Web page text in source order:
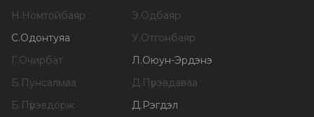
Н.Номтойбаяр Э.Одбаяр
С.Одонтуяа У.Отгонбаяр
Г.Очирбат Л.Оюун-Эрдэнэ
Б.Пунсалмаа Д.Пүрэвдаваа
Б.Пүрэвдорж Д.Рэгдэл